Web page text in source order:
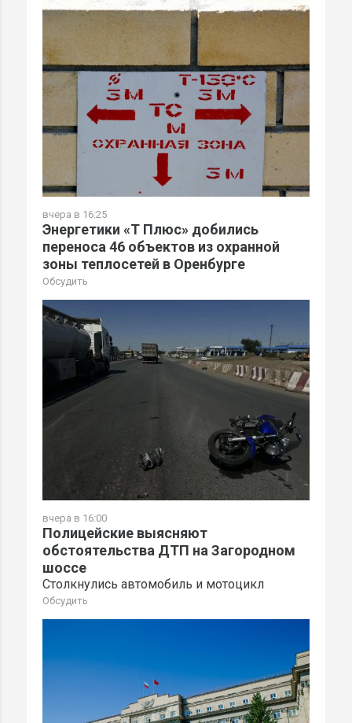
вчера в 16:25
Энергетики «Т Плюс» добились
переноса 46 объектов из охранной
зоны теплосетей в Оренбурге
Обсудить
вчера в 16:00
Полицейские выясняют
обстоятельства ДТП на Загородном
шоссе
Столкнулись автомобиль и мотоцикл
Обсудить